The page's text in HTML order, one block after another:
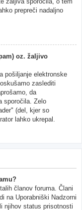
prepreči nadaljno
oz. žaljivo
pošiljanje elektronske
zaslediti
da
sporočila. Zelo
(del, kjer so
lahko ukrepal.
članov foruma. Člani
na Uporabniški Nadzorni
njihov status prisotnosti